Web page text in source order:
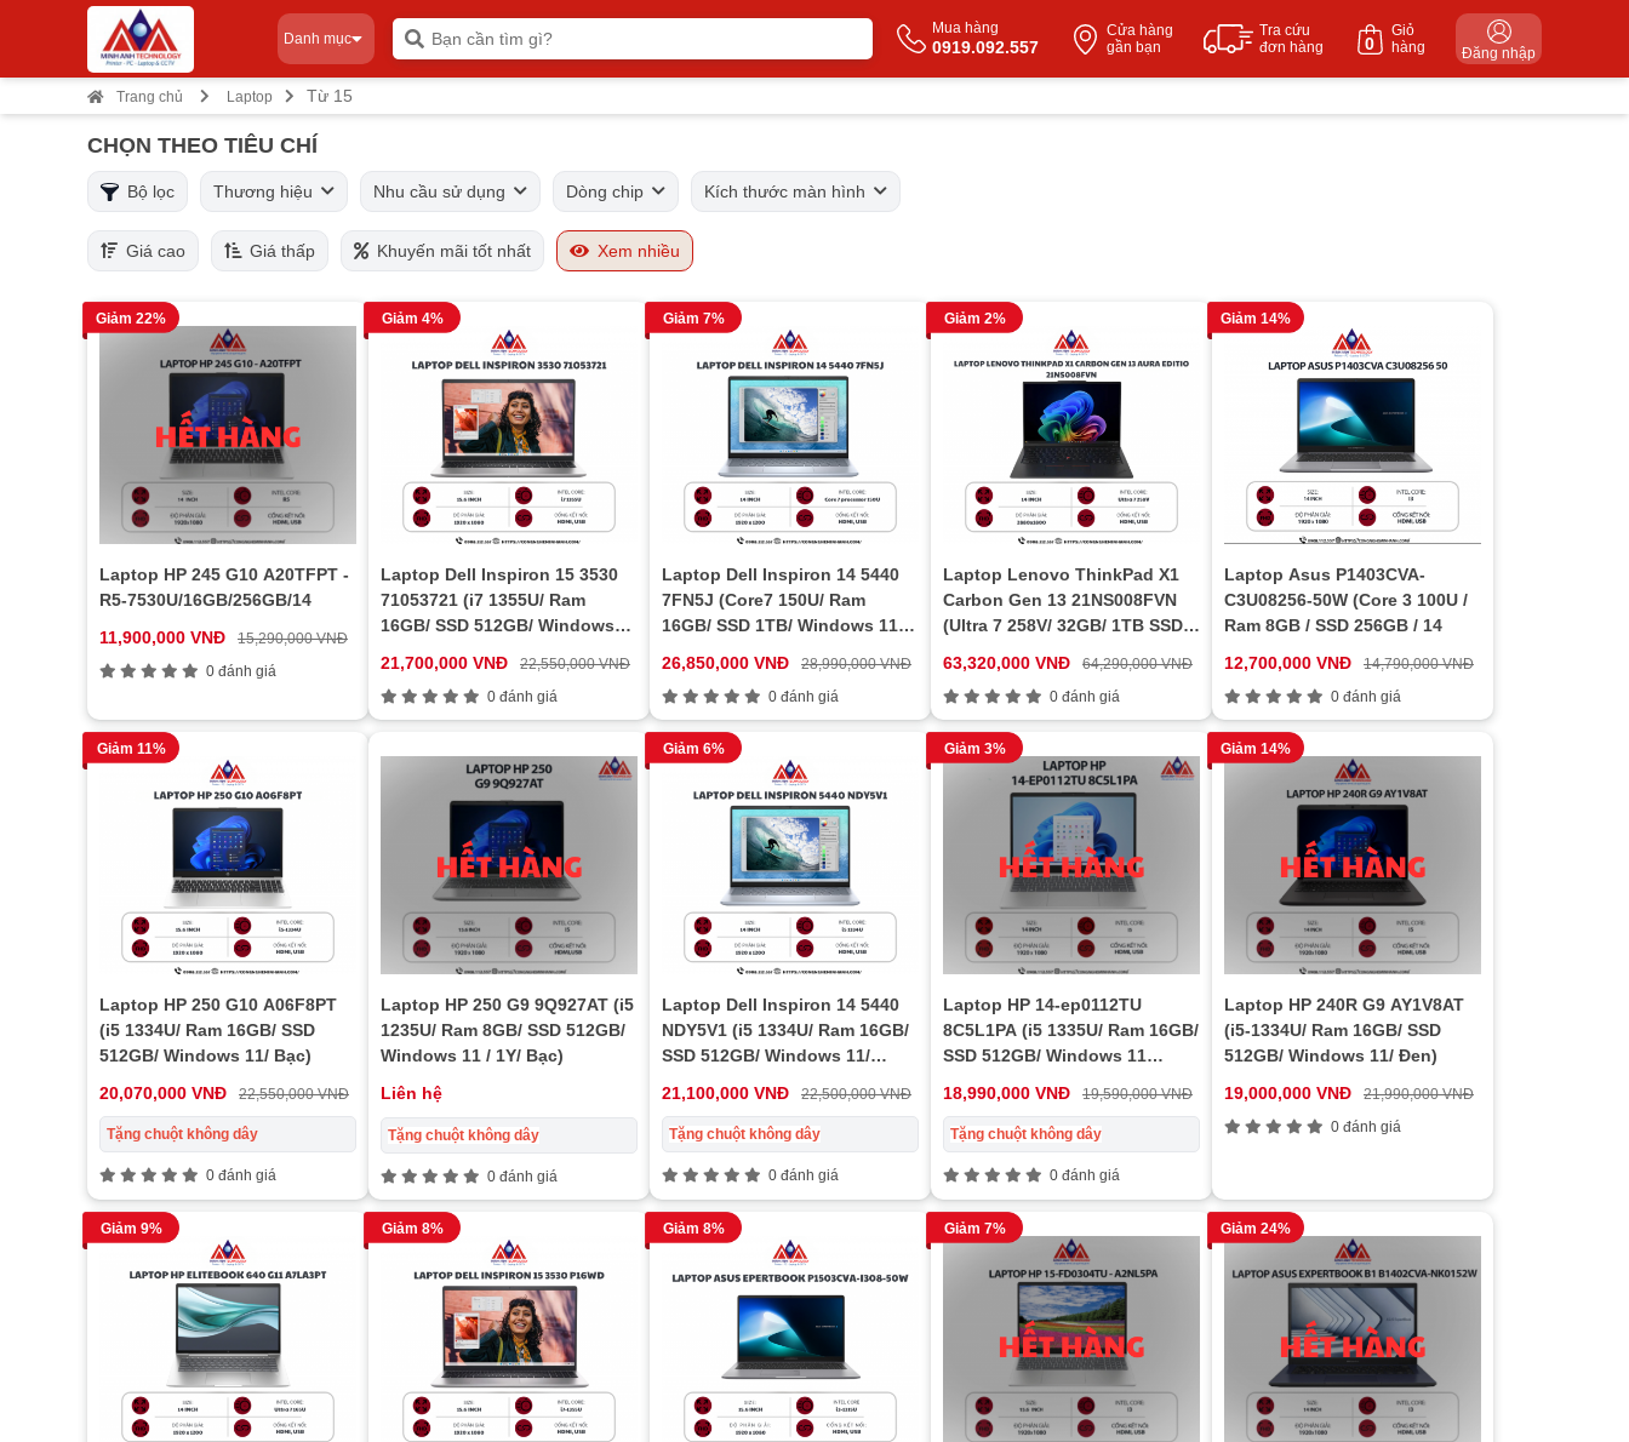
Danh mục
Mua hàng
0919.092.557
Cửa hàng
gần bạn
Tra cứu
đơn hàng
Giỏ
hàng
0 Đăng nhập
Trang chủ Laptop Từ 15
CHỌN THEO TIÊU CHÍ
Bộ lọc Thương hiệu Nhu cầu sử dụng Dòng chip Kích thước màn hình
Giá cao Giá thấp Khuyến mãi tốt nhất Xem nhiều
Giảm 22%
Laptop HP 245 G10 A20TFPT -
R5-7530U/16GB/256GB/14
11,900,000 VNĐ
15,290,000 VNĐ
0 đánh giá
Giảm 4%
Laptop Dell Inspiron 15 3530
71053721 (i7 1355U/ Ram
16GB/ SSD 512GB/ Windows
21,700,000 VNĐ
22,550,000 VNĐ
0 đánh giá
Giảm 7%
Laptop Dell Inspiron 14 5440
7FN5J (Core7 150U/ Ram
16GB/ SSD 1TB/ Windows 11/
26,850,000 VNĐ
28,990,000 VNĐ
0 đánh giá
Giảm 2%
Laptop Lenovo ThinkPad X1
Carbon Gen 13 21NS008FVN
(Ultra 7 258V/ 32GB/ 1TB SSD/
Carbon/ 3Y)
63,320,000 VNĐ
64,290,000 VNĐ
0 đánh giá
Giảm 14%
Laptop Asus P1403CVA-
C3U08256-50W (Core 3 100U /
Ram 8GB / SSD 256GB / 14
12,700,000 VNĐ
14,790,000 VNĐ
0 đánh giá
Giảm 11%
Laptop HP 250 G10 A06F8PT
(i5 1334U/ Ram 16GB/ SSD
512GB/ Windows 11/ Bạc)
20,070,000 VNĐ
22,550,000 VNĐ
Tặng chuột không dây
0 đánh giá
Laptop HP 250 G9 9Q927AT (i5
1235U/ Ram 8GB/ SSD 512GB/
Windows 11 / 1Y/ Bạc)
Liên hệ
Tặng chuột không dây
0 đánh giá
Giảm 6%
Laptop Dell Inspiron 14 5440
NDY5V1 (i5 1334U/ Ram 16GB/
SSD 512GB/ Windows 11/
21,100,000 VNĐ 22,500,000 VNĐ
Tặng chuột không dây
0 đánh giá
Giảm 3%
Laptop HP 14-ep0112TU
8C5L1PA (i5 1335U/ Ram 16GB/
SSD 512GB/ Windows 11
18,990,000 VNĐ 19,590,000 VNĐ
Tặng chuột không dây
0 đánh giá
Giảm 14%
Laptop HP 240R G9 AY1V8AT
(i5-1334U/ Ram 16GB/ SSD
512GB/ Windows 11/ Đen)
19,000,000 VNĐ
21,990,000 VNĐ
0 đánh giá
Giảm 9% Giảm 8% Giảm 8% Giảm 7% Giảm 24%